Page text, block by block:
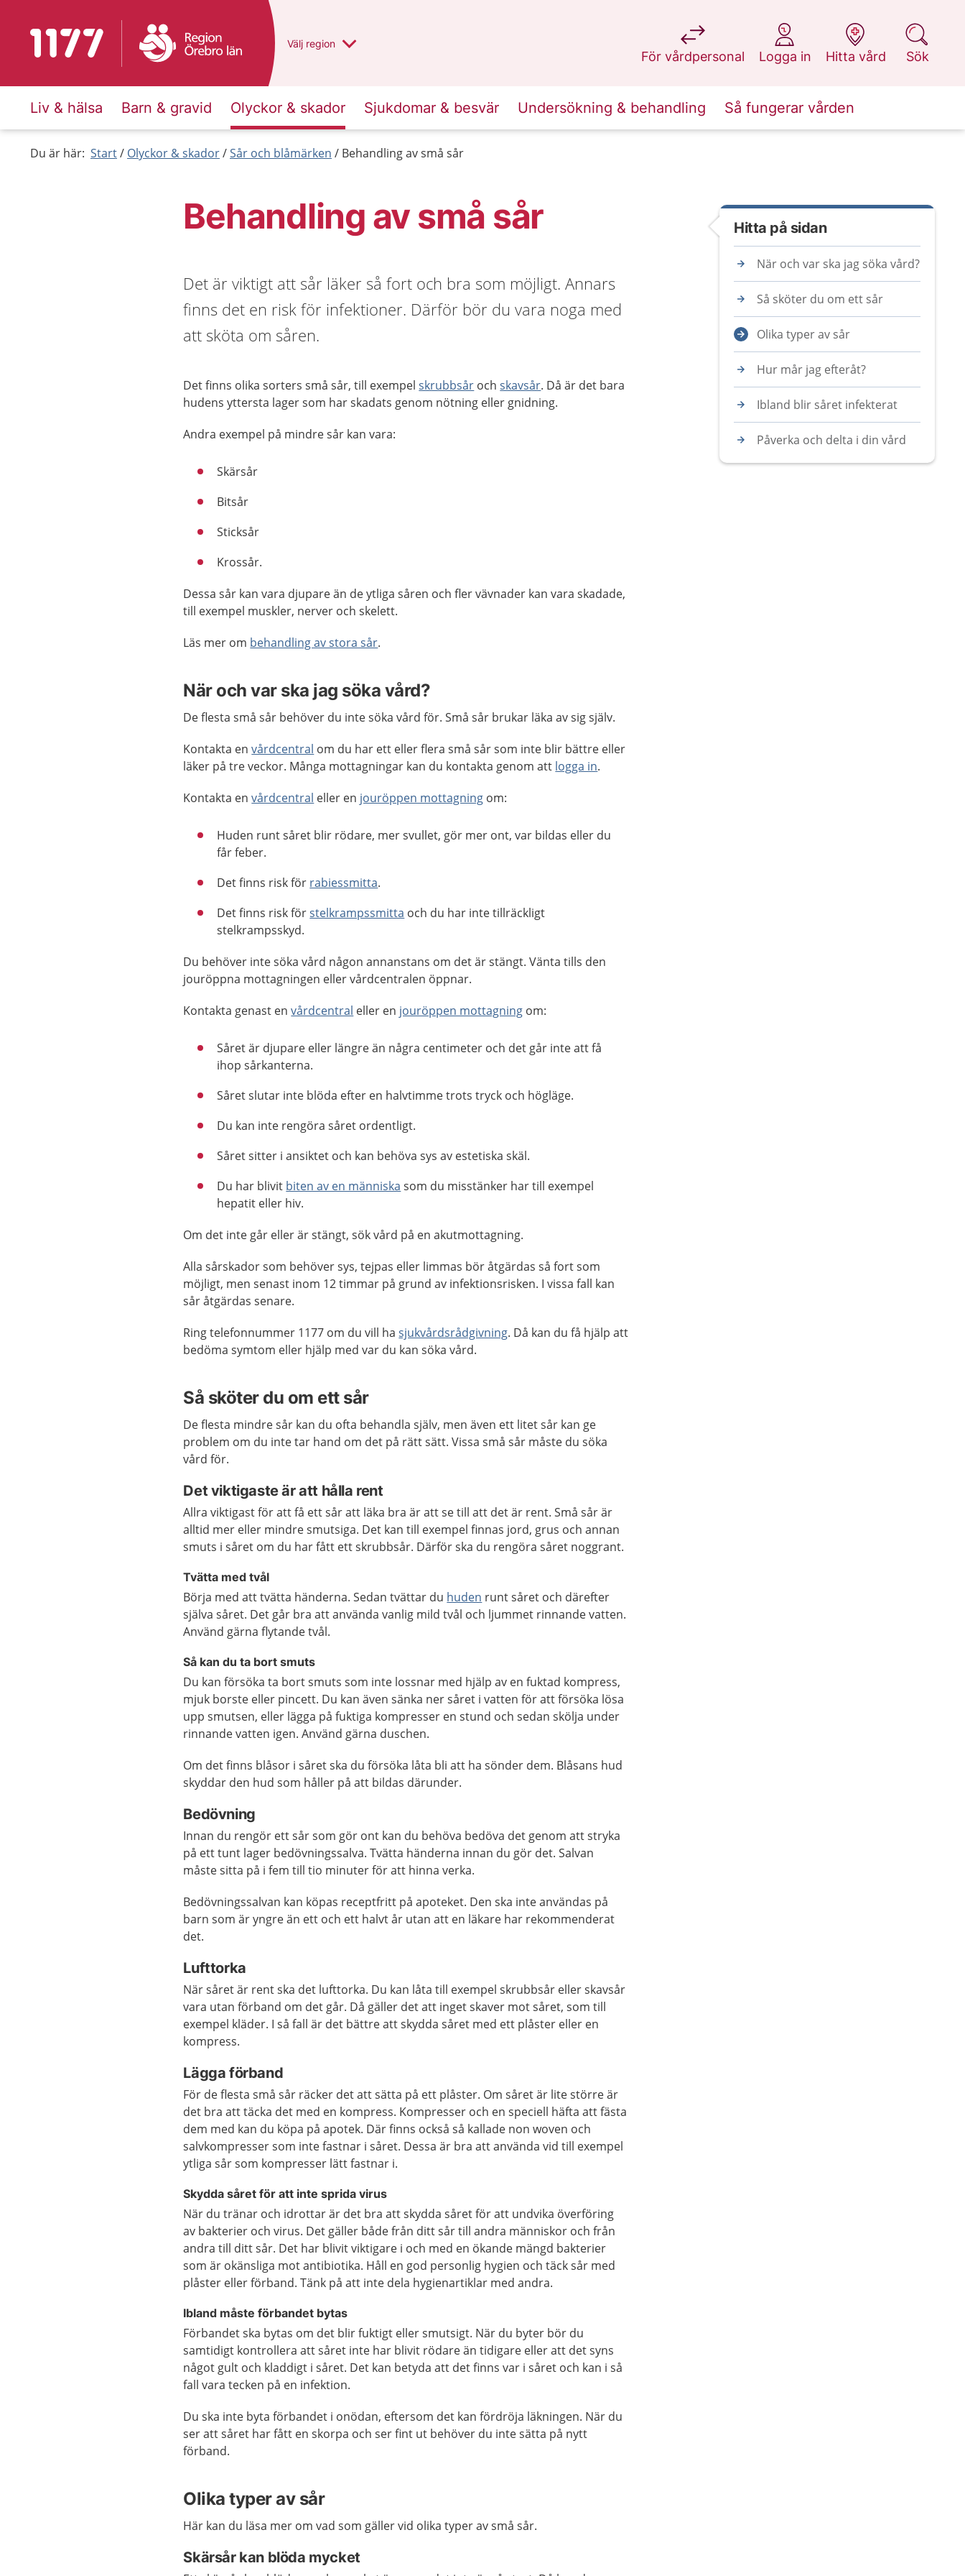
Till startsidan för 1177 Du har valt region
Välj en annan
region
För vårdpersonal
på 1177.se
Logga in
på 1177.se
Hitta vård
på 1177.se
Sök
på 1177.se
Liv & hälsa Barn & gravid Olyckor & skador Sjukdomar & besvär Undersökning & behandling Så fungerar vården
Du är här: Start Olyckor & skador Sår och blåmärken Behandling av små sår
Behandling av små sår
Det är viktigt att sår läker så fort och bra som möjligt. Annars
finns det en risk för infektioner. Därför bör du vara noga med
att sköta om såren.
Det finns olika sorters små sår, till exempelskrubbsår ochskavsår. Då är det bara
hudens yttersta lager som har skadats genom nötning eller gnidning.
Andra exempel på mindre sår kan vara:
Skärsår
Bitsår
Sticksår
Krossår.
Dessa sår kan vara djupare än de ytliga såren och fler vävnader kan vara skadade,
till exempel muskler, nerver och skelett.
Läs mer om behandling av stora sår.
När och var ska jag söka vård?
De flesta små sår behöver du inte söka vård för. Små sår brukar läka av sig själv.
Kontakta envårdcentral om du har ett eller flera små sår som inte blir bättre eller
läker på tre veckor. Många mottagningar kan du kontakta genom att logga in.
Kontakta envårdcentral eller en jouröppen mottagning om:
Huden runt såret blir rödare, mer svullet, gör mer ont, var bildas eller du
får feber.
Det finns risk för rabiessmitta.
Det finns risk förstelkrampssmitta och du har inte tillräckligt
stelkrampsskyd.
Du behöver inte söka vård någon annanstans om det är stängt. Vänta tills den
jouröppna mottagningen eller vårdcentralen öppnar.
Kontakta genast envårdcentral eller en jouröppen mottagning om:
Såret är djupare eller längre än några centimeter och det går inte att få
ihop sårkanterna.
Såret slutar inte blöda efter en halvtimme trots tryck och högläge.
Du kan inte rengöra såret ordentligt.
Såret sitter i ansiktet och kan behöva sys av estetiska skäl.
Du har blivit biten av en människa som du misstänker har till exempel
hepatit eller hiv.
Om det inte går eller är stängt, sök vård på en akutmottagning.
Alla sårskador som behöver sys, tejpas eller limmas bör åtgärdas så fort som
möjligt, men senast inom 12 timmar på grund av infektionsrisken. I vissa fall kan
sår åtgärdas senare.
Ring telefonnummer 1177 om du vill hasjukvårdsrådgivning. Då kan du få hjälp att
bedöma symtom eller hjälp med var du kan söka vård.
Så sköter du om ett sår
De flesta mindre sår kan du ofta behandla själv, men även ett litet sår kan ge
problem om du inte tar hand om det på rätt sätt. Vissa små sår måste du söka
vård för.
Det viktigaste är att hålla rent
Allra viktigast för att få ett sår att läka bra är att se till att det är rent. Små sår är
alltid mer eller mindre smutsiga. Det kan till exempel finnas jord, grus och annan
smuts i såret om du har fått ett skrubbsår. Därför ska du rengöra såret noggrant.
Tvätta med tvål
Börja med att tvätta händerna. Sedan tvättar du huden runt såret och därefter
själva såret. Det går bra att använda vanlig mild tvål och ljummet rinnande vatten.
Använd gärna flytande tvål.
Så kan du ta bort smuts
Du kan försöka ta bort smuts som inte lossnar med hjälp av en fuktad kompress,
mjuk borste eller pincett. Du kan även sänka ner såret i vatten för att försöka lösa
upp smutsen, eller lägga på fuktiga kompresser en stund och sedan skölja under
rinnande vatten igen. Använd gärna duschen.
Om det finns blåsor i såret ska du försöka låta bli att ha sönder dem. Blåsans hud
skyddar den hud som håller på att bildas därunder.
Bedövning
Innan du rengör ett sår som gör ont kan du behöva bedöva det genom att stryka
på ett tunt lager bedövningssalva. Tvätta händerna innan du gör det. Salvan
måste sitta på i fem till tio minuter för att hinna verka.
Bedövningssalvan kan köpas receptfritt på apoteket. Den ska inte användas på
barn som är yngre än ett och ett halvt år utan att en läkare har rekommenderat
det.
Lufttorka
När såret är rent ska det lufttorka. Du kan låta till exempel skrubbsår eller skavsår
vara utan förband om det går. Då gäller det att inget skaver mot såret, som till
exempel kläder. I så fall är det bättre att skydda såret med ett plåster eller en
kompress.
Lägga förband
För de flesta små sår räcker det att sätta på ett plåster. Om såret är lite större är
det bra att täcka det med en kompress. Kompresser och en speciell häfta att fästa
dem med kan du köpa på apotek. Där finns också så kallade non woven och
salvkompresser som inte fastnar i såret. Dessa är bra att använda vid till exempel
ytliga sår som kompresser lätt fastnar i.
Skydda såret för att inte sprida virus
När du tränar och idrottar är det bra att skydda såret för att undvika överföring
av bakterier och virus. Det gäller både från ditt sår till andra människor och från
andra till ditt sår. Det har blivit viktigare i och med en ökande mängd bakterier
som är okänsliga mot antibiotika. Håll en god personlig hygien och täck sår med
plåster eller förband. Tänk på att inte dela hygienartiklar med andra.
Ibland måste förbandet bytas
Förbandet ska bytas om det blir fuktigt eller smutsigt. När du byter bör du
samtidigt kontrollera att såret inte har blivit rödare än tidigare eller att det syns
något gult och kladdigt i såret. Det kan betyda att det finns var i såret och kan i så
fall vara tecken på en infektion.
Du ska inte byta förbandet i onödan, eftersom det kan fördröja läkningen. När du
ser att såret har fått en skorpa och ser fint ut behöver du inte sätta på nytt
förband.
Olika typer av sår
Här kan du läsa mer om vad som gäller vid olika typer av små sår.
Skärsår kan blöda mycket
Hitta på sidan
När och var ska jag söka vård?
Så sköter du om ett sår
Olika typer av sår
Hur mår jag efteråt?
Ibland blir såret infekterat
Påverka och delta i din vård